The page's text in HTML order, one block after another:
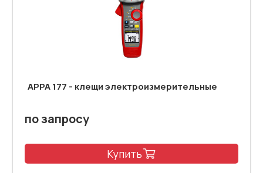
APPA 177 - клещи электроизмерительные
по запросу
Купить